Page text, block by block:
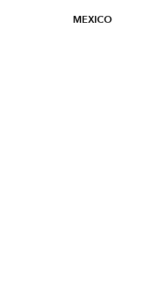
MEXICO